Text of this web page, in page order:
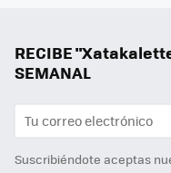
RECIBE
SEMANAL
Suscribiéndote aceptas